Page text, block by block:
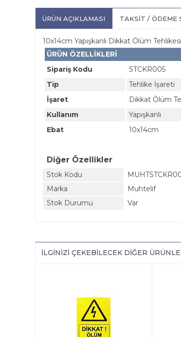
ÜRÜN AÇIKLAMASI TAKSIT / ÖDEME
10x14cm Yapışkanlı Dikkat Ölüm
ÜRÜN ÖZELLİKLERİ
Sipariş Kodu
STCKR005
Tip
Tehlike İşareti
İşaret
Dikkat Ölüm
Kullanım
Yapışkanlı
Ebat
10x14cm
Diğer Özellikler
Stok Kodu
Marka
Muhtelif
Stok Durumu
Var
İLGINIZI ÇEKEBILECEK DIĞER